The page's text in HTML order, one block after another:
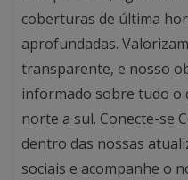
coberturas de última
aprofundadas.
transparente, e nosso
informado sobre tudo o
norte a sul. Conecte-se
dentro das nossas
sociais e acompanhe o